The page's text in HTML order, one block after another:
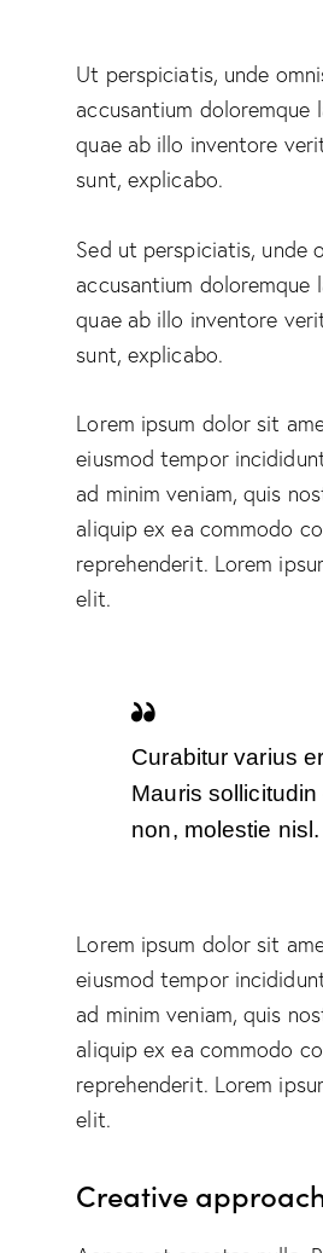
Ut perspiciatis, unde
accusantium doloremque
quae ab illo inventore
sunt, explicabo.
Sed ut perspiciatis, unde
accusantium doloremque
quae ab illo inventore
sunt, explicabo.
Lorem ipsum dolor sit
eiusmod tempor
ad minim veniam, quis
aliquip ex ea commodo
reprehenderit. Lorem
elit.
Curabitur varius
Mauris
non, molestie nisl.
Lorem ipsum dolor sit
eiusmod tempor
ad minim veniam, quis
aliquip ex ea commodo
reprehenderit. Lorem
elit.
Creative